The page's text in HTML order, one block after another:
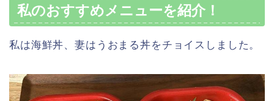
私のおすすめメニューを紹介！
私は海鮮丼、妻はうおまる丼をチョイスしました。